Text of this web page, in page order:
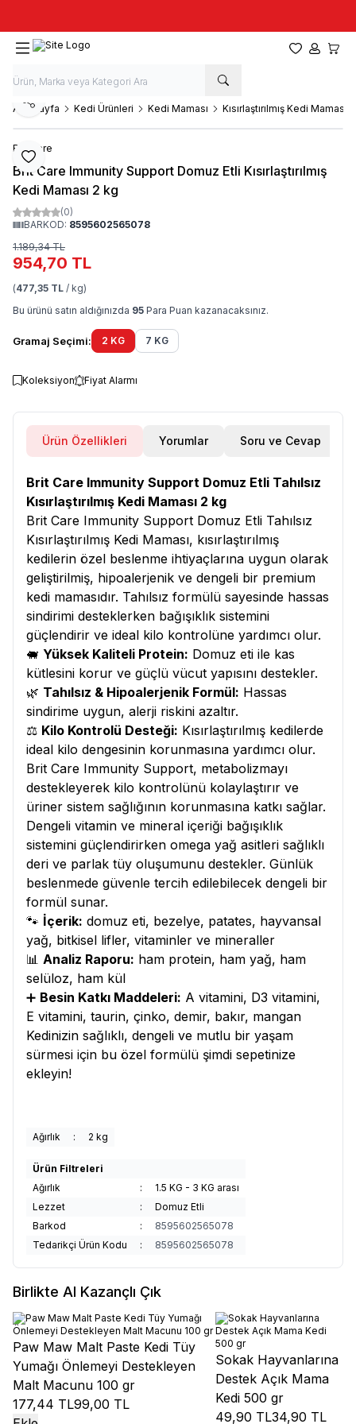
Favorilerim
Hesabım
Ana Sayfa Kedi Ürünleri Kedi Maması Kısırlaştırılmış Kedi Maması
Favoriye Ekle
Paylaş
Brit Care
Brit Care Immunity Support Domuz Etli Kısırlaştırılmış
Kedi Maması 2 kg
(0)
BARKOD: 8595602565078
1.189,34TL
954,70 TL
(477,35 TL / kg)
Bu ürünü satın aldığınızda 95 Para Puan kazanacaksınız.
Gramaj Seçimi: 2 KG 7 KG
Koleksiyon Fiyat Alarmı
Ürün Özellikleri Yorumlar Soru ve Cevap
Brit Care Immunity Support Domuz Etli Tahılsız
Kısırlaştırılmış Kedi Maması 2 kg
Brit Care Immunity Support Domuz Etli Tahılsız
Kısırlaştırılmış Kedi Maması, kısırlaştırılmış
kedilerin özel beslenme ihtiyaçlarına uygun olarak
geliştirilmiş, hipoalerjenik ve dengeli bir premium
kedi mamasıdır. Tahılsız formülü sayesinde hassas
sindirimi desteklerken bağışıklık sistemini
güçlendirir ve ideal kilo kontrolüne yardımcı olur.
🐖 Yüksek Kaliteli Protein: Domuz eti ile kas
kütlesini korur ve güçlü vücut yapısını destekler.
🌿 Tahılsız & Hipoalerjenik Formül: Hassas
sindirime uygun, alerji riskini azaltır.
⚖️ Kilo Kontrolü Desteği: Kısırlaştırılmış kedilerde
ideal kilo dengesinin korunmasına yardımcı olur.
Brit Care Immunity Support, metabolizmayı
destekleyerek kilo kontrolünü kolaylaştırır ve
üriner sistem sağlığının korunmasına katkı sağlar.
Dengeli vitamin ve mineral içeriği bağışıklık
sistemini güçlendirirken omega yağ asitleri sağlıklı
deri ve parlak tüy oluşumunu destekler. Günlük
beslenmede güvenle tercih edilebilecek dengeli bir
formül sunar.
🐾 İçerik: domuz eti, bezelye, patates, hayvansal
yağ, bitkisel lifler, vitaminler ve mineraller
📊 Analiz Raporu: ham protein, ham yağ, ham
selüloz, ham kül
➕ Besin Katkı Maddeleri: A vitamini, D3 vitamini,
E vitamini, taurin, çinko, demir, bakır, mangan
Kedinizin sağlıklı, dengeli ve mutlu bir yaşam
sürmesi için bu özel formülü şimdi sepetinize
ekleyin!
Ağırlık : 2 kg
Ürün Filtreleri
Ağırlık
:
1.5 KG - 3 KG arası
Lezzet
:
Domuz Etli
Barkod
:
8595602565078
Tedarikçi Ürün Kodu
: 8595602565078
Birlikte Al Kazançlı Çık
Paw Maw Malt Paste Kedi Tüy
Yumağı Önlemeyi Destekleyen
Malt Macunu 100 gr
177,44 TL99,00 TL
Sokak Hayvanlarına
Destek Açık Mama
Kedi 500 gr
49,90 TL34,90 TL